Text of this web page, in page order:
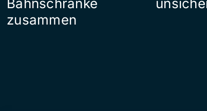
zusammen